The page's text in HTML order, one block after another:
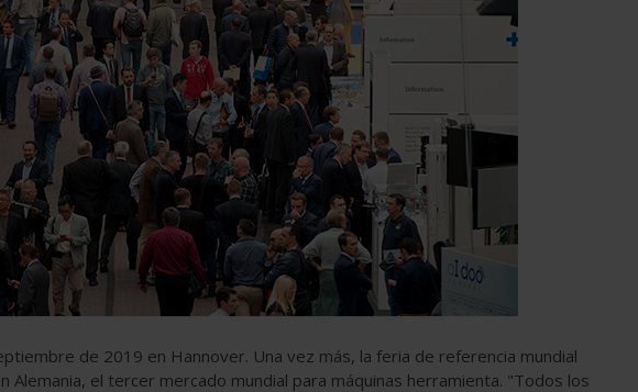
de 2019 en Hannover. Una vez más, la feria de referencia mundial
Alemania, el tercer mercado mundial para máquinas herramienta. "Todos los